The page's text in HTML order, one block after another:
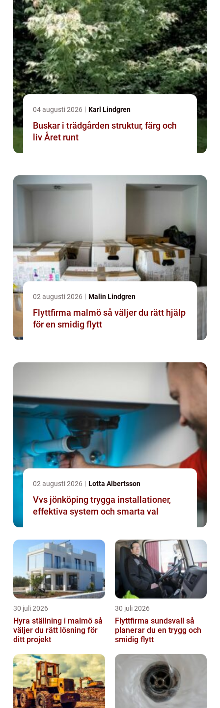
04 augusti 2026 Karl Lindgren
Buskar i trädgården struktur, färg och
liv Året runt
02 augusti 2026 Malin Lindgren
Flyttfirma malmö så väljer du rätt hjälp
för en smidig flytt
02 augusti 2026 Lotta Albertsson
Vvs jönköping trygga installationer,
effektiva system och smarta val
30 juli 2026
Hyra ställning i malmö så
väljer du rätt lösning för
ditt projekt
30 juli 2026
Flyttfirma sundsvall så
planerar du en trygg och
smidig flytt